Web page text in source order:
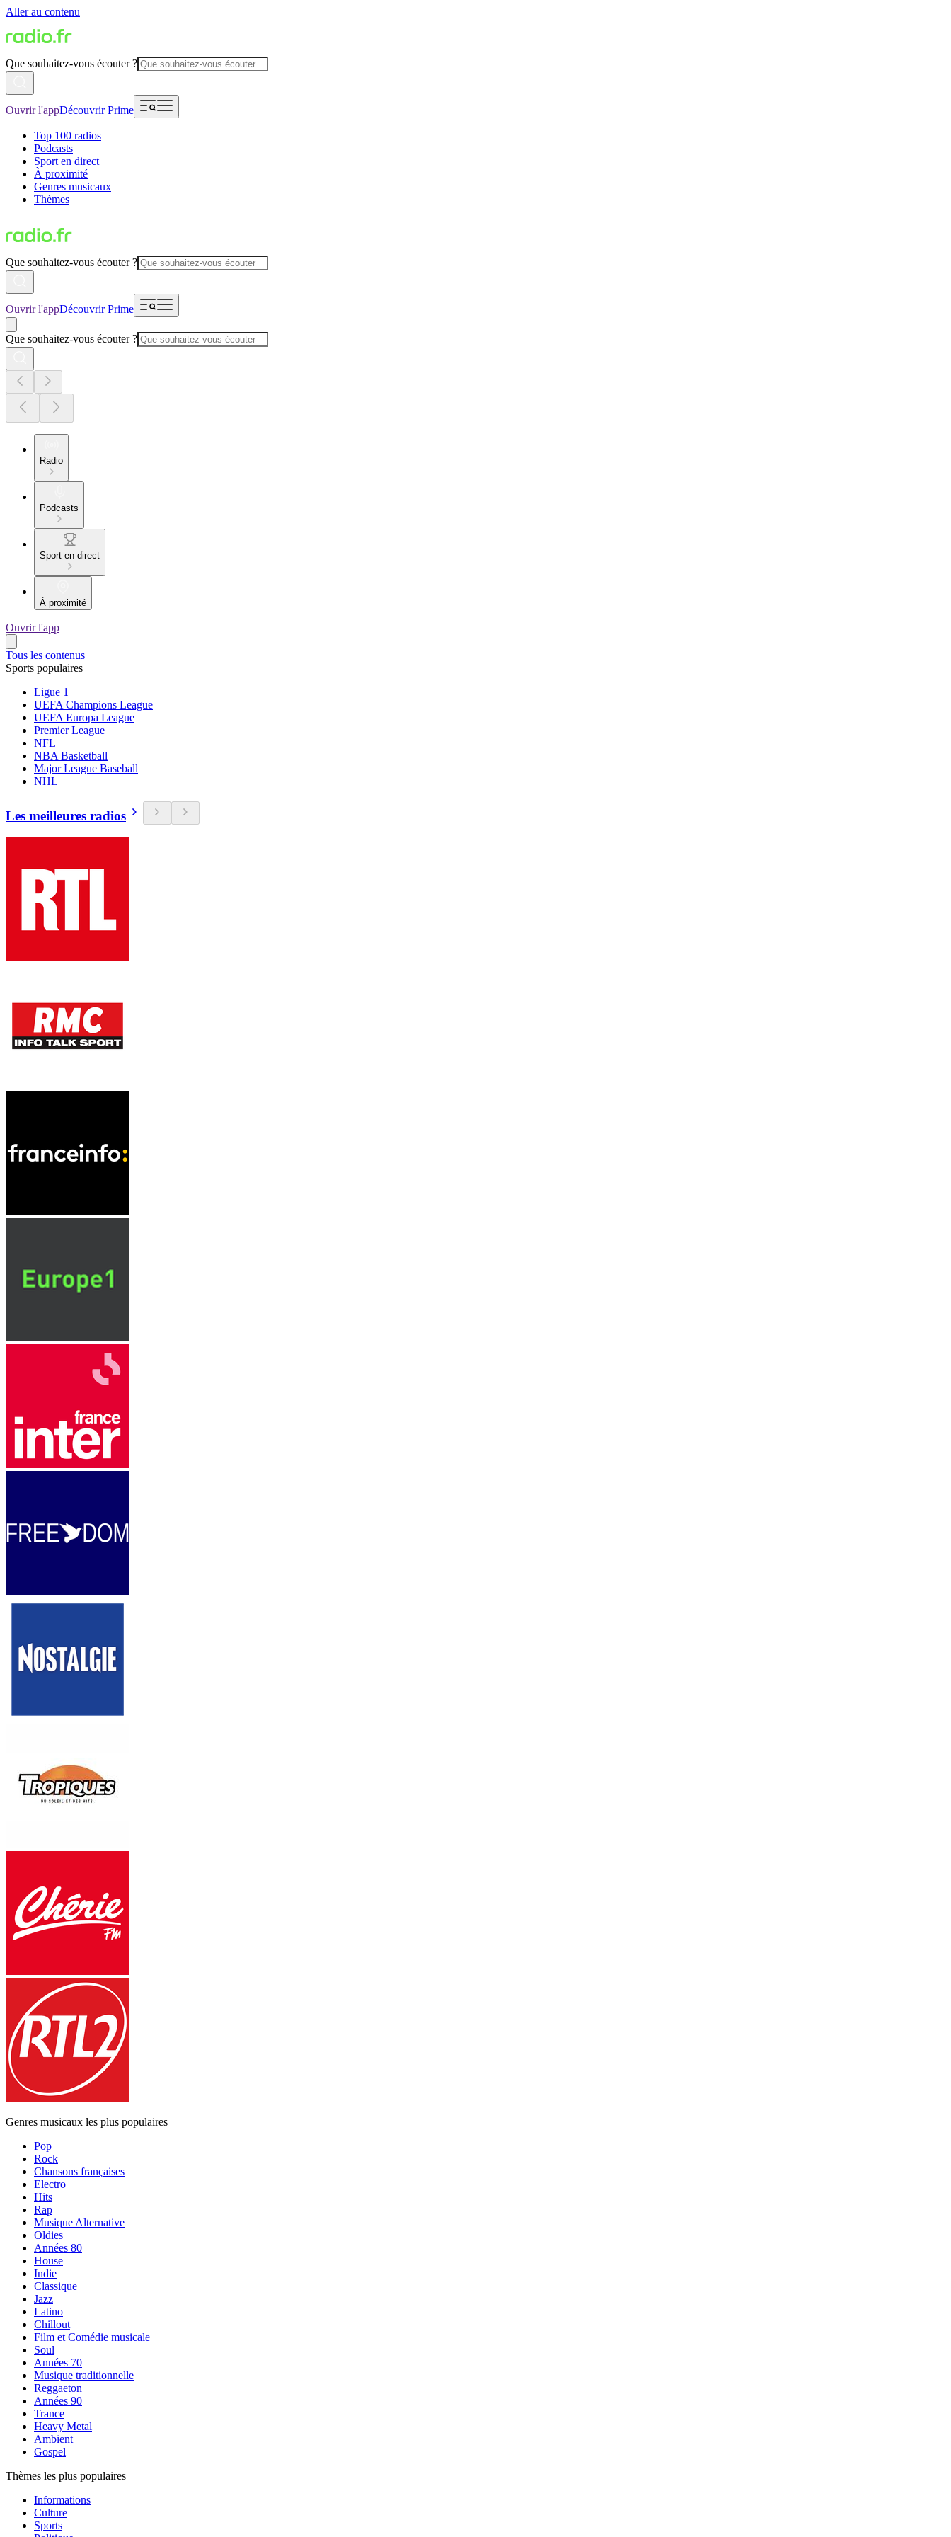
Aller au contenu
Que souhaitez-vous écouter ?
Ouvrir l'appDécouvrir Prime
Top 100 radios
Podcasts
Sport en direct
À proximité
Genres musicaux
Thèmes
Que souhaitez-vous écouter ?
Ouvrir l'appDécouvrir Prime
Que souhaitez-vous écouter ?
Radio
Podcasts
Sport en direct
À proximité
Ouvrir l'app
Tous les contenus
Sports populaires
Ligue 1
UEFA Champions League
UEFA Europa League
Premier League
NFL
NBA Basketball
Major League Baseball
NHL
Les meilleures radios
Genres musicaux les plus populaires
Pop
Rock
Chansons françaises
Electro
Hits
Rap
Musique Alternative
Oldies
Années 80
House
Indie
Classique
Jazz
Latino
Chillout
Film et Comédie musicale
Soul
Années 70
Musique traditionnelle
Reggaeton
Années 90
Trance
Heavy Metal
Ambient
Gospel
Thèmes les plus populaires
Informations
Culture
Sports